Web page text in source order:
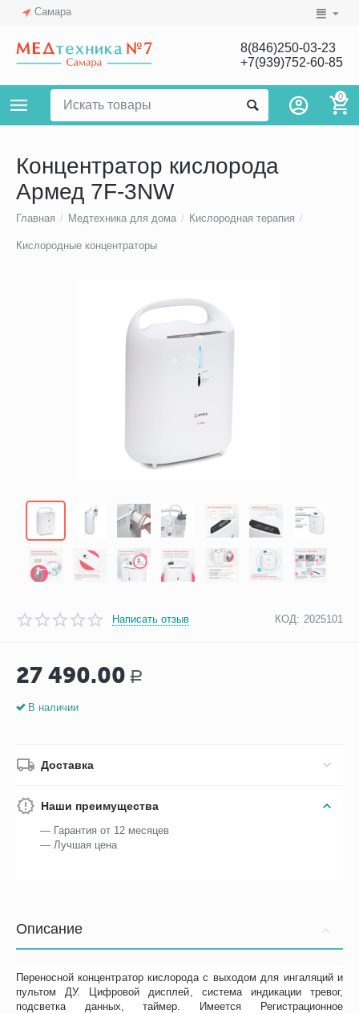
Самара
8(846)250-03-23
+7(939)752-60-85
0
Концентратор кислорода
Армед 7F-3NW
Главная / Медтехника для дома / Кислородная терапия /
Кислородные концентраторы
Написать отзыв КОД: 2025101
27 490.00 Р
В наличии
Доставка
Наши преимущества
— Гарантия от 12 месяцев
— Лучшая цена
Описание
Переносной концентратор кислорода с выходом для ингаляций и
пультом ДУ. Цифровой дисплей, система индикации тревог,
подсветка данных, таймер. Имеется Регистрационное